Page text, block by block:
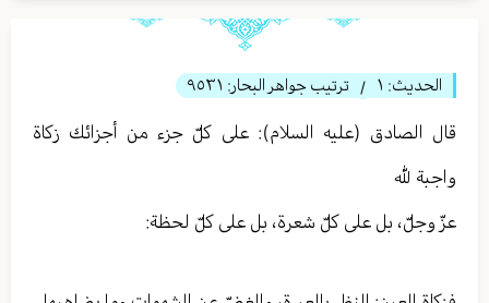
الحديث: ١ / ترتيب جواهر البحار: ٩٥٣١
قال الصادق (عليه السلام): على كلّ جزء من أجزائك زكاة
واجبة لله
عزّ وجلّ، بل على كلّ شعرة، بل على كلّ لحظة: